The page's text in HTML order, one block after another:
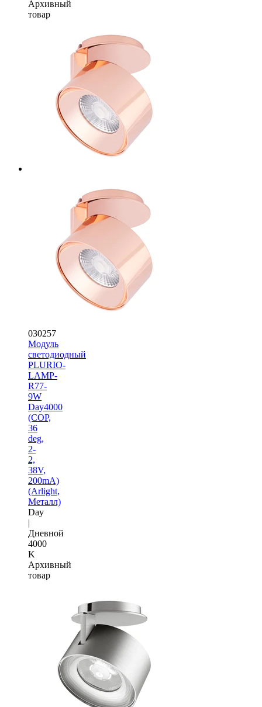
Архивный
товар
030257
Модуль
светодиодный
PLURIO-
LAMP-
R77-
9W
Day4000
(COP,
36
deg,
2-
2,
38V,
200mA)
(Arlight,
Металл)
Day
|
Дневной
4000
K
Архивный
товар